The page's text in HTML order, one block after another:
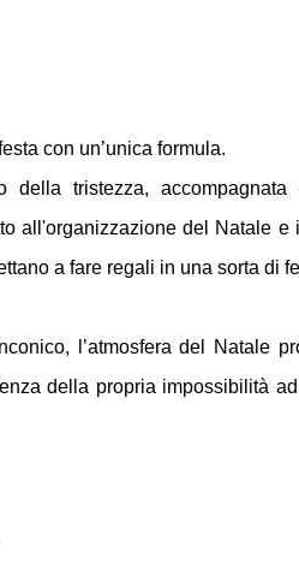
con un’unica formula.
della tristezza, accompagnata
all'organizzazione del Natale e
a fare regali in una sorta di
l’atmosfera del Natale
della propria impossibilità